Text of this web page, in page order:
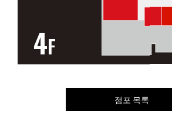
4F
점포 목록